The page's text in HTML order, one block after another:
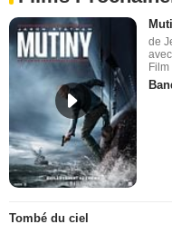
de
Film
Tombé du ciel